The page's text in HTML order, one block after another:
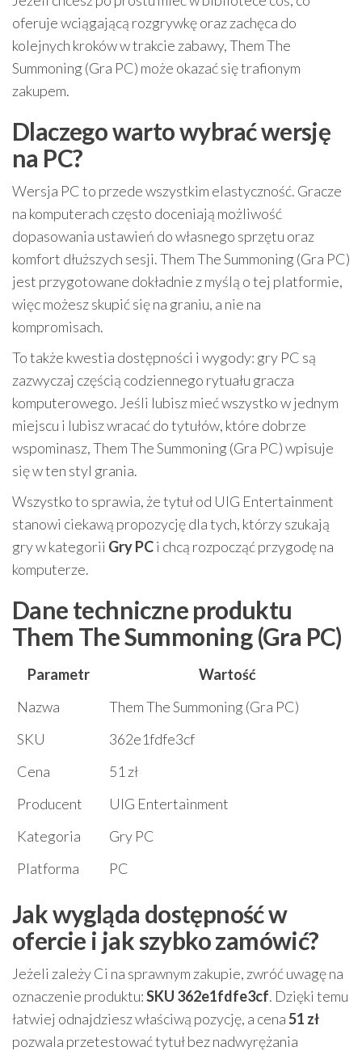
oferuje wciągającą rozgrywkę oraz zachęca do
kolejnych kroków w trakcie zabawy, Them The
Summoning (Gra PC) może okazać się trafionym
zakupem.
Dlaczego warto wybrać wersję
na PC?
Wersja PC to przede wszystkim elastyczność. Gracze
na komputerach często doceniają możliwość
dopasowania ustawień do własnego sprzętu oraz
komfort dłuższych sesji. Them The Summoning (Gra PC)
jest przygotowane dokładnie z myślą o tej platformie,
więc możesz skupić się na graniu, a nie na
kompromisach.
To także kwestia dostępności i wygody: gry PC są
zazwyczaj częścią codziennego rytuału gracza
komputerowego. Jeśli lubisz mieć wszystko w jednym
miejscu i lubisz wracać do tytułów, które dobrze
wspominasz, Them The Summoning (Gra PC) wpisuje
się w ten styl grania.
Wszystko to sprawia, że tytuł od UIG Entertainment
stanowi ciekawą propozycję dla tych, którzy szukają
gry w kategorii Gry PCi chcą rozpocząć przygodę na
komputerze.
Dane techniczne produktu
Them The Summoning (Gra PC)
Parametr
Wartość
Nazwa
Them The Summoning (Gra PC)
SKU
362e1fdfe3cf
Cena
51 zł
Producent
UIG Entertainment
Kategoria
Gry PC
Platforma
PC
Jak wygląda dostępność w
ofercie i jak szybko zamówić?
Jeżeli zależy Ci na sprawnym zakupie, zwróć uwagę na
oznaczenie produktu:SKU 362e1fdfe3cf. Dzięki temu
łatwiej odnajdziesz właściwą pozycję, a cena51 zł
pozwala przetestować tytuł bez nadwyrężania